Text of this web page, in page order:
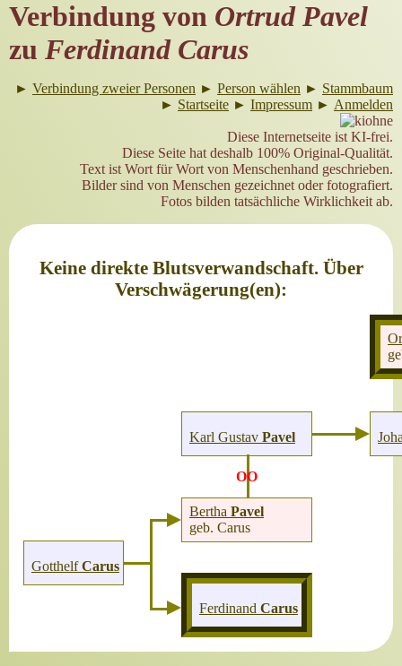
Verbindung von Ortrud Pavel
zu Ferdinand Carus
► Verbindung zweier Personen ► Person wählen ► Stammbaum
► Startseite ► Impressum ► Anmelden
Diese Internetseite ist KI-frei.
Diese Seite hat deshalb 100% Original-Qualität.
Text ist Wort für Wort von Menschenhand geschrieben.
Bilder sind von Menschen gezeichnet oder fotografiert.
Fotos bilden tatsächliche Wirklichkeit ab.
Keine direkte Blutsverwandschaft. Über
Verschwägerung(en):
GotthelfCarus
Karl Gustav Pavel
OO
Bertha Pavel
geb. Carus
Ferdinand Carus